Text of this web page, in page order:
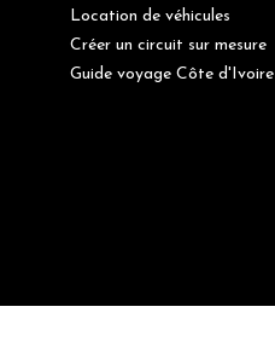
Location de véhicules
Créer un circuit sur mesure
Guide voyage Côte d'Ivoire